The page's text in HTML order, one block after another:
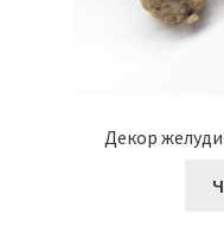
Декор